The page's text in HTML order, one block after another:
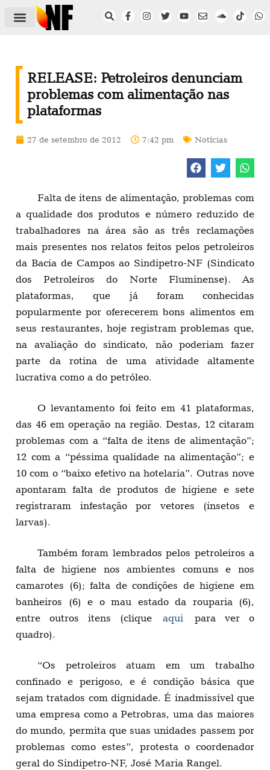
RELEASE: Petroleiros denunciam
problemas com alimentação nas
plataformas
27 de setembro de 2012 7:42 pm Notícias
Falta de itens de alimentação, problemas com
a qualidade dos produtos e número reduzido de
trabalhadores na área são as três reclamações
mais presentes nos relatos feitos pelos petroleiros
da Bacia de Campos ao Sindipetro-NF (Sindicato
dos Petroleiros do Norte Fluminense). As
plataformas, que já foram conhecidas
popularmente por oferecerem bons alimentos em
seus restaurantes, hoje registram problemas que,
na avaliação do sindicato, não poderiam fazer
parte da rotina de uma atividade altamente
lucrativa como a do petróleo.
O levantamento foi feito em 41 plataformas,
das 46 em operação na região. Destas, 12 citaram
problemas com a “falta de itens de alimentação”;
12 com a “péssima qualidade na alimentação”; e
10 com o “baixo efetivo na hotelaria”. Outras nove
apontaram falta de produtos de higiene e sete
registraram infestação por vetores (insetos e
larvas).
Também foram lembrados pelos petroleiros a
falta de higiene nos ambientes comuns e nos
camarotes (6); falta de condições de higiene em
banheiros (6) e o mau estado da rouparia (6),
entre outros itens (cliqueaqui para ver o
quadro).
“Os petroleiros atuam em um trabalho
confinado e perigoso, e é condição básica que
sejam tratados com dignidade. É inadmissível que
uma empresa como a Petrobras, uma das maiores
do mundo, permita que suas unidades passem por
problemas como estes”, protesta o coordenador
geral do Sindipetro-NF, José Maria Rangel.